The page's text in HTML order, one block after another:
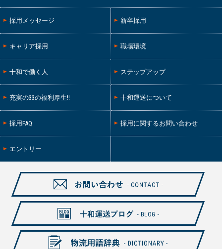
採用メッセージ 新卒採用
キャリア採用 職場環境
十和で働く人 ステップアップ
充実の33の福利厚生!! 十和運送について
採用FAQ 採用に関するお問い合わせ
エントリー